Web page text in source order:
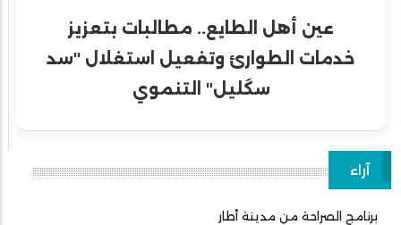
عين أهل الطايع.. مطالبات بتعزيز
خدمات الطوارئ وتفعيل استغلال "سد
سگليل" التنموي
آراء
برنامج الصراحة من مدينة أطار